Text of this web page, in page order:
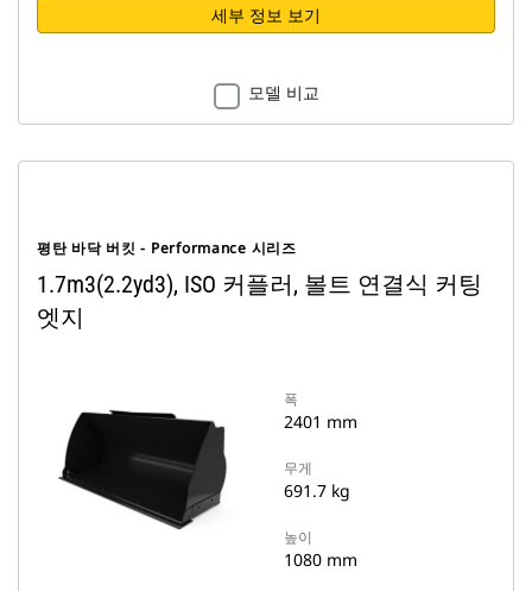
세부 정보 보기
모델 비교
평탄 바닥 버킷 - Performance 시리즈
1.7m3(2.2yd3), ISO 커플러, 볼트 연결식 커팅
엣지
폭
2401 mm
무게
691.7 kg
높이
1080 mm